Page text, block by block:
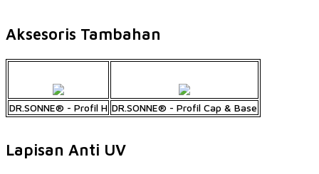
Aksesoris Tambahan
DR.SONNE® - Profil H DR.SONNE® - Profil Cap & Base
Lapisan Anti UV